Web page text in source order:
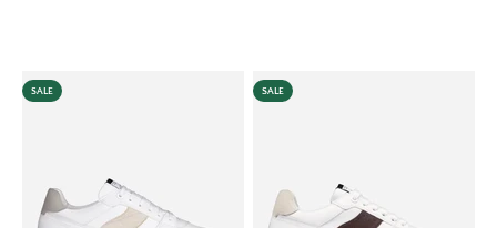
SALE SALE